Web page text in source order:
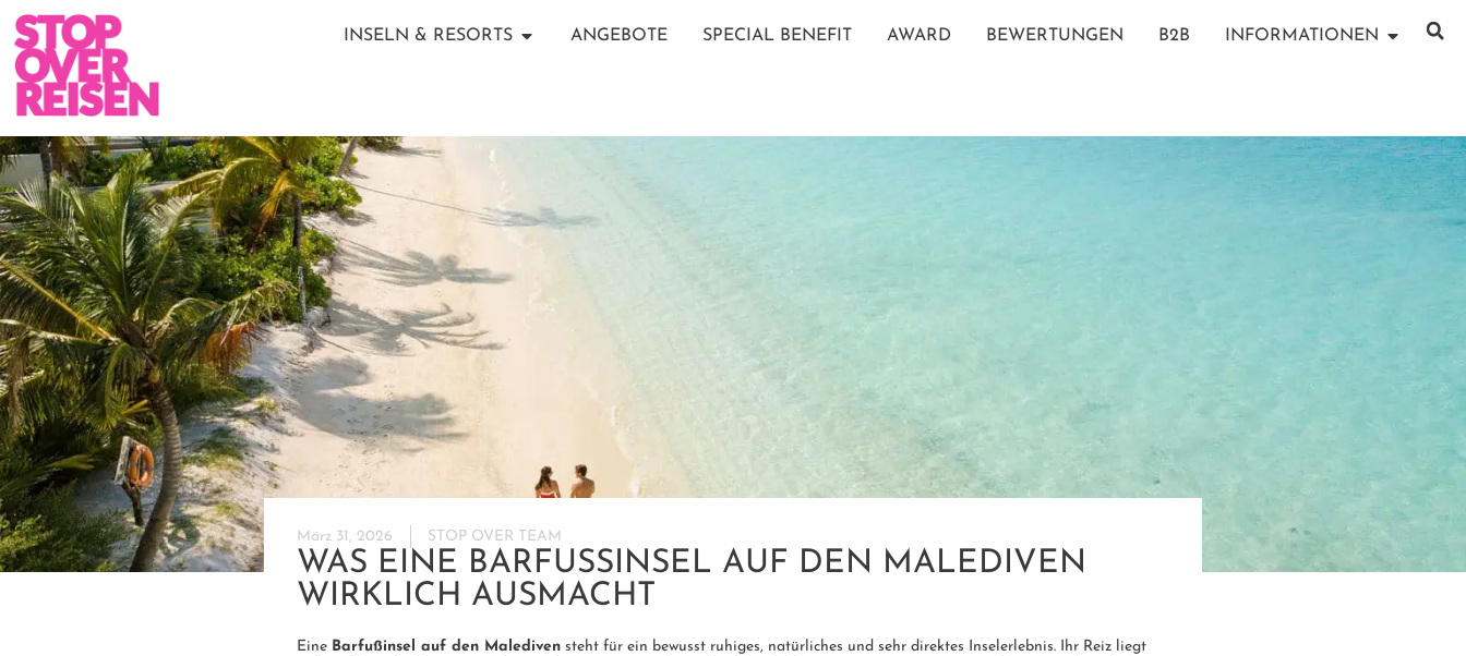
INSELN & RESORTS ANGEBOTE SPECIAL BENEFIT AWARD BEWERTUNGEN B2B INFORMATIONEN
März 31, 2026 STOP OVER TEAM
WAS EINE BARFUSSINSEL AUF DEN MALEDIVEN W
IRKLICH AUSMACHT
Eine Barfußinsel auf den Malediven steht für ein bewusst ruhiges, natürliches und sehr direktes Inselerlebnis. Ihr Reiz liegt